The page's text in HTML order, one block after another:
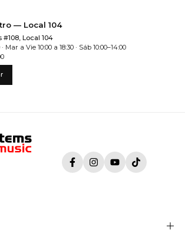
— Local 104
#108, Local 104
Mar a Vie 10:00 a 18:30 · Sáb 10:00–14:00
FacebookInstagramYouTubeTikTok